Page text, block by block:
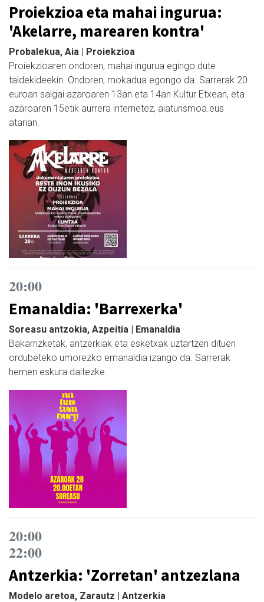
Proiekzioa eta mahai ingurua:
'Akelarre, marearen kontra'
Probalekua, Aia | Proiekzioa
Proiekzioaren ondoren, mahai ingurua egingo dute
taldekideekin. Ondoren, mokadua egongo da. Sarrerak 20
euroan salgai azaroaren 13an eta 14an Kultur Etxean, eta
azaroaren 15etik aurrera internetez, aiaturismoa.eus
atarian.
20:00
Emanaldia: 'Barrexerka'
Soreasu antzokia, Azpeitia | Emanaldia
Bakarrizketak, antzerkiak eta esketxak uztartzen dituen
ordubeteko umorezko emanaldia izango da. Sarrerak
hemen eskura daitezke.
20:00
22:00
Antzerkia: 'Zorretan' antzezlana
Modelo aretoa, Zarautz | Antzerkia